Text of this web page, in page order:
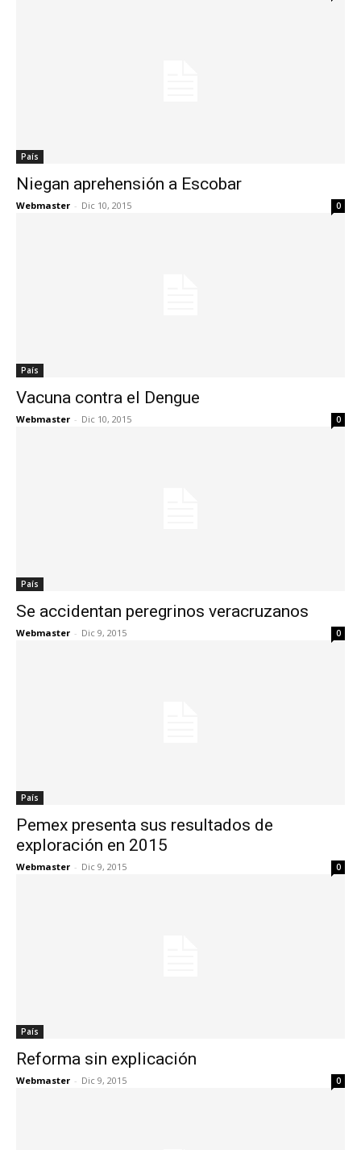
País
Niegan aprehensión a Escobar
Webmaster - Dic 10, 2015 0
País
Vacuna contra el Dengue
Webmaster - Dic 10, 2015 0
País
Se accidentan peregrinos veracruzanos
Webmaster - Dic 9, 2015 0
País
Pemex presenta sus resultados de
exploración en 2015
Webmaster - Dic 9, 2015 0
País
Reforma sin explicación
Webmaster - Dic 9, 2015 0